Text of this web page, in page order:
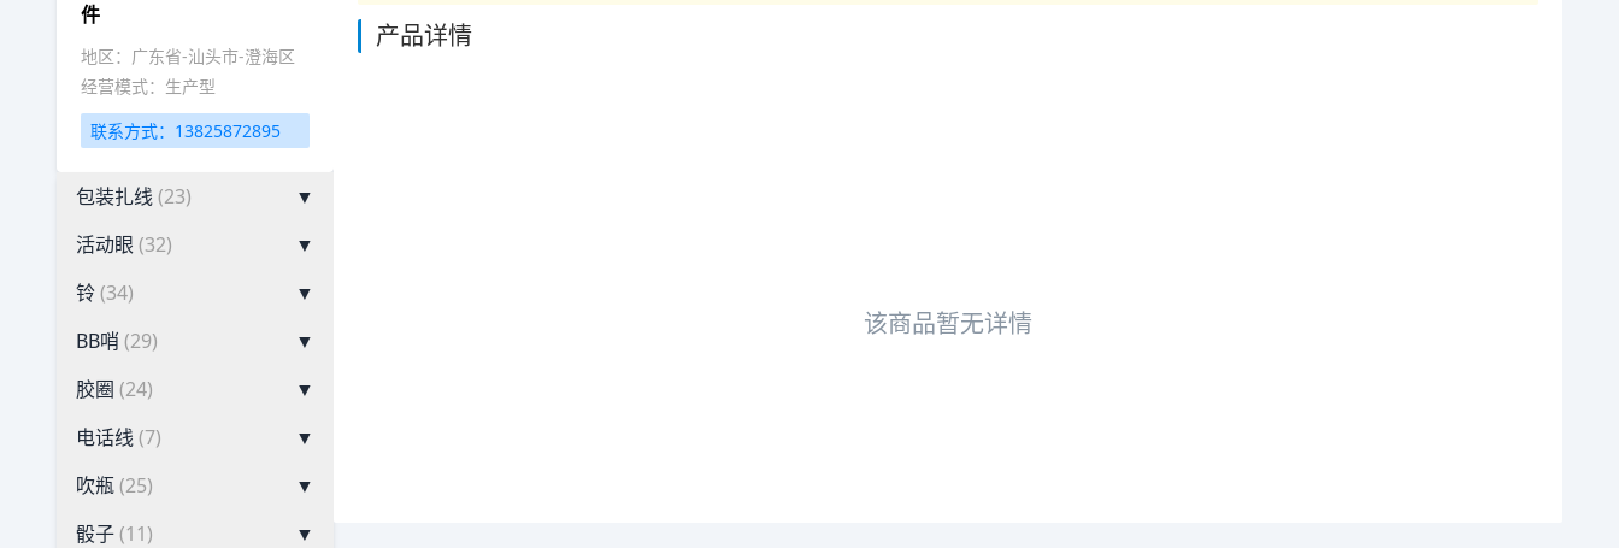
件
地区：广东省-汕头市-澄海区
经营模式：生产型
联系方式：13825872895
包装扎线(23)
▼
活动眼 (32)
▼
铃(34)
▼
BB哨 (29)
▼
胶圈 (24)
▼
电话线(7)
▼
吹瓶(25)
▼
骰子(11)
▼
产品详情
该商品暂无详情